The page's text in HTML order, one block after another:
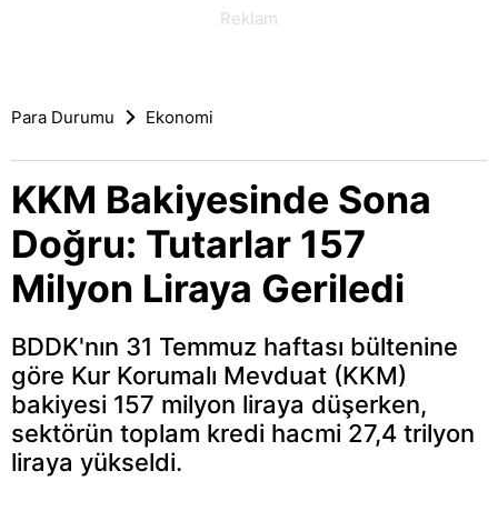
Para Durumu Ekonomi
KKM Bakiyesinde Sona
Doğru: Tutarlar 157
Milyon Liraya Geriledi
BDDK'nın 31 Temmuz haftası bültenine
göre Kur Korumalı Mevduat (KKM)
bakiyesi 157 milyon liraya düşerken,
sektörün toplam kredi hacmi 27,4 trilyon
liraya yükseldi.